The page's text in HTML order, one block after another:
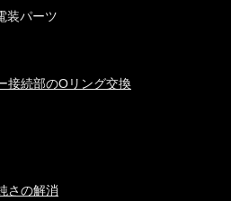
装パーツ
接続部のOリング交換
さの解消